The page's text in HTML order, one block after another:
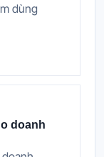
dùng
doanh